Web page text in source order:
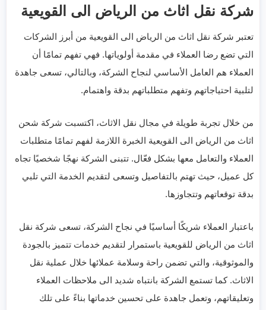
شركة نقل اثاث من الرياض الى القويعية
تعتبر شركة نقل اثاث من الرياض الى القويعية من أبرز الشركات
التي تضع رضا العملاء في مقدمة أولوياتها. فهي تفهم تمامًا أن
العملاء هم العامل الأساسي لنجاح الشركة، وبالتالي، تسعى جاهدة
لتلبية احتياجاتهم وتفهم متطلباتهم بدقة واهتمام.
من خلال تجربة طويلة في مجال نقل الاثاث، اكتسبت شركة شحن
اثاث من الرياض الى القويعية الخبرة اللازمة لفهم تمامًا متطلبات
العملاء والتعامل معها بشكل فعّال. تتبنى الشركة نهجًا شخصيًا تجاه
كل عميل، حيث تهتم بالتفاصيل وتسعى لتقديم الخدمة التي تلبي
بدقة توقعاتهم وتتجاوزها.
باعتبار العملاء شريكًا أساسيًا في نجاح الشركة، تسعى شركة نقل
اثاث من الرياض للقويعية باستمرار لتقديم خدمات تتميز بالجودة
والموثوقية، والتي تضمن راحة وسلامة عملائها خلال عملية نقل
الاثاث. كما تستمع الشركة بانتباه شديد الى ملاحظات العملاء
وتعليقاتهم، وتعمل جاهدة على تحسين خدماتها بناءً على تلك